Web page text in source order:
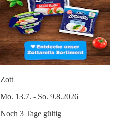
Zott
Mo. 13.7. - So. 9.8.2026
Noch 3 Tage gültig